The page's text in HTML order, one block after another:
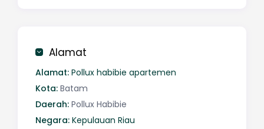
Alamat
Alamat: Pollux habibie apartemen
Kota: Batam
Daerah: Pollux Habibie
Negara: Kepulauan Riau